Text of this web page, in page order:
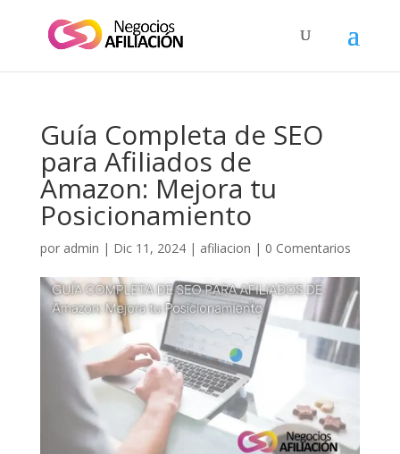
Guía Completa de SEO
para Afiliados de
Amazon: Mejora tu
Posicionamiento
por admin | Dic 11, 2024| afiliacion | 0 Comentarios